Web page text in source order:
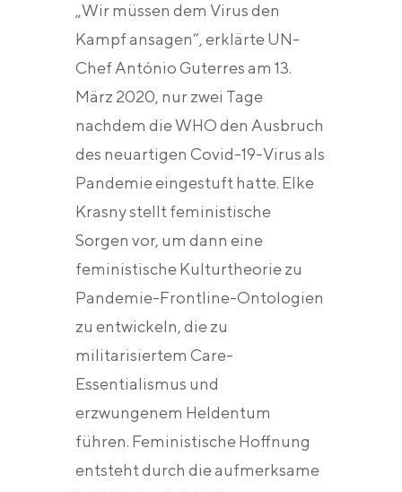
„Wir müssen dem Virus den
Kampf ansagen“, erklärte UN-
Chef António Guterres am 13.
März 2020, nur zwei Tage
nachdem die WHO den Ausbruch
des neuartigen Covid-19-Virus als
Pandemie eingestuft hatte. Elke
Krasny stellt feministische
Sorgen vor, um dann eine
feministische Kulturtheorie zu
Pandemie-Frontline-Ontologien
zu entwickeln, die zu
militarisiertem Care-
Essentialismus und
erzwungenem Heldentum
führen. Feministische Hoffnung
entsteht durch die aufmerksame